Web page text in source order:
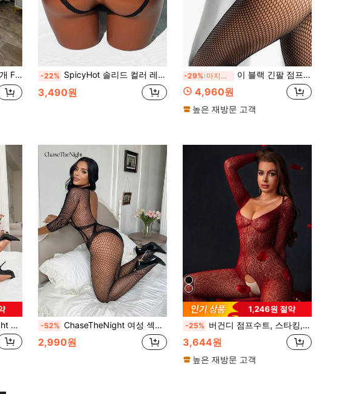
섹시한 룩을 연출하기에 적합 -22% SpicyHot 솔리드 컬러 레이스 속이 비어 있고 시스루 디테일 섹시한 외출용 끈 팬티
3,490원
-29% 마지막 날 이 블랙 긴팔 점프수트는 시스루 피쉬넷 디자인으로 섹시한 매력을 더합니다. 원사이즈 팬티스타킹은 다양한 체형에 적합하며, 슬림하고 신축성이 좋은 핏으로 모든 체형을 돋보이게 합니다. 여성용 섹시 란제리.
4,960원
높은 재방문 고객
리 세트, 섹시한 의상 -52% ChaseTheNight 여성 섹시 블랙 피쉬넷 하이넥 할로우 아웃 3/4 소매 바디스타킹
2,990원
1,246원 절약
-25% 버건디 점프수트, 스타킹, 긴팔 점프수트, 레오파드 프린트 섹시 점프수트, 여성 섹시 란제리
3,644원
높은 재방문 고객